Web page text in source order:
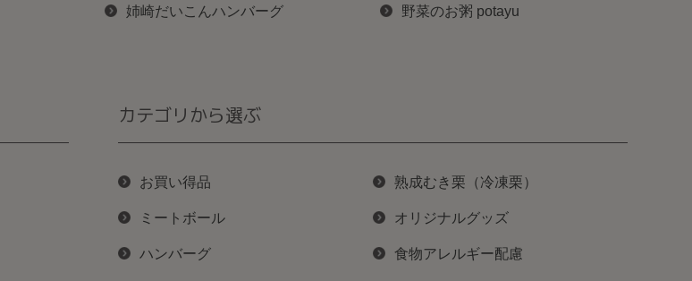
姉崎だいこんハンバーグ 野菜のお粥 potayu
カテゴリから選ぶ
お買い得品
ミートボール
ハンバーグ
熟成むき栗（冷凍栗）
オリジナルグッズ
食物アレルギー配慮